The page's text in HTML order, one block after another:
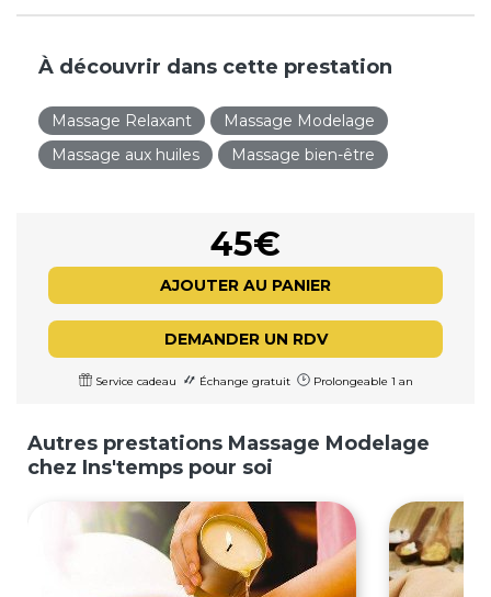
À découvrir dans cette prestation
Massage Relaxant
Massage Modelage
Massage aux huiles
Massage bien-être
45€
AJOUTER AU PANIER
DEMANDER UN RDV
Service cadeau Échange gratuit Prolongeable 1 an
Autres prestations Massage Modelage
chez Ins'temps pour soi